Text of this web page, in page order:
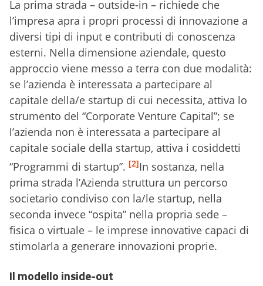
La prima strada – outside-in – richiede che
l’impresa apra i propri processi di innovazione a
diversi tipi di input e contributi di conoscenza
esterni. Nella dimensione aziendale, questo
approccio viene messo a terra con due modalità:
se l’azienda è interessata a partecipare al
capitale della/e startup di cui necessita, attiva lo
strumento del “Corporate Venture Capital”; se
l’azienda non è interessata a partecipare al
capitale sociale della startup, attiva i cosiddetti
“Programmi di startup”. [2]In sostanza, nella
prima strada l’Azienda struttura un percorso
societario condiviso con la/le startup, nella
seconda invece “ospita” nella propria sede –
fisica o virtuale – le imprese innovative capaci di
stimolarla a generare innovazioni proprie.
Il modello inside-out